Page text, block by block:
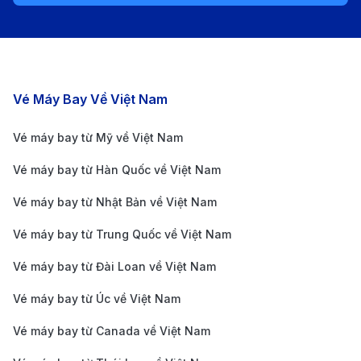
sân bay lớn nhất ở Sarawak, phục vụ các chuyến bay
nội địa và quốc tế. Sân bay cung cấp đầy đủ các dịch
và các phương tiện giao thông công cộng kết nối với
trung tâm thành phố.
Hướng dẫn cách di chuyển từ sân bay Kuching vào
trung tâm thành phố
nhiều lựa chọn phương tiện di chuyển từ sân bay vào
trung tâm thành phố Kuching.
Các chặng bay nổi bật
Vé Máy Bay Về Việt Nam
Vé máy bay từ Mỹ về Việt Nam
Vé máy bay từ Hàn Quốc về Việt Nam
Vé máy bay từ Nhật Bản về Việt Nam
Vé máy bay từ Trung Quốc về Việt Nam
Vé máy bay từ Đài Loan về Việt Nam
Vé máy bay từ Úc về Việt Nam
Vé máy bay từ Canada về Việt Nam